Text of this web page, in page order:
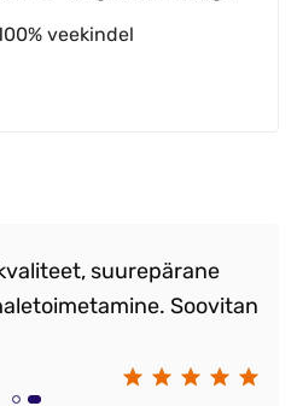
veekindel
suurepärane
Soovitan